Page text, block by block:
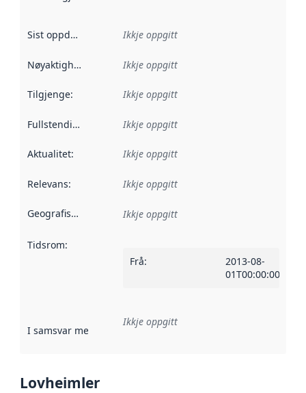
Sist oppdatert Ikkje oppgitt
Nøyaktigheit Ikkje oppgitt
Tilgjenge: Ikkje oppgitt
Fullstendigheit Ikkje oppgitt
Aktualitet: Ikkje oppgitt
Relevans: Ikkje oppgitt
Geografisk område Ikkje oppgitt
Tidsrom:
Frå:
2013-08-
01T00:00:00Z
I samsvar med Referanse til ei implementeringsregel eller
Ikkje oppgitt
Lovheimler